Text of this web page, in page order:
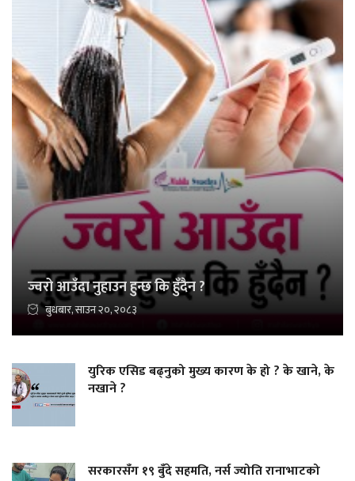
ज्वरो आउँदा नुहाउन हुन्छ कि हुँदैन ?
बुधबार, साउन २०, २०८३
युरिक एसिड बढ्नुको मुख्य कारण के हो ? के खाने, के
नखाने ?
सरकारसँग १९ बुँदे सहमति, नर्स ज्योति रानाभाटको